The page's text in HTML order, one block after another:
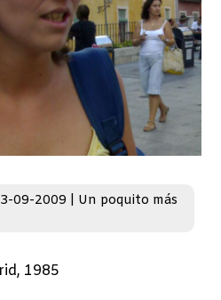
09-2009
Un poquito más
1985